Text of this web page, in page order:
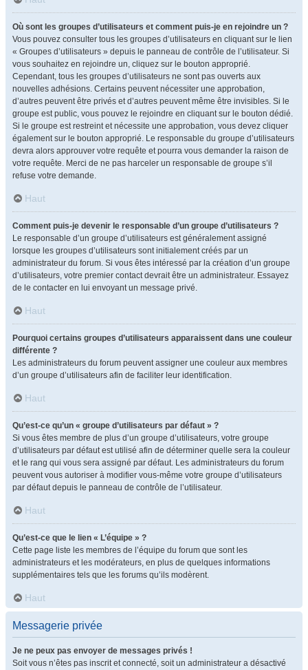
Où sont les groupes d’utilisateurs et comment puis-je en rejoindre un ?
Vous pouvez consulter tous les groupes d’utilisateurs en cliquant sur le lien
« Groupes d’utilisateurs » depuis le panneau de contrôle de l’utilisateur. Si
vous souhaitez en rejoindre un, cliquez sur le bouton approprié.
Cependant, tous les groupes d’utilisateurs ne sont pas ouverts aux
nouvelles adhésions. Certains peuvent nécessiter une approbation,
d’autres peuvent être privés et d’autres peuvent même être invisibles. Si le
groupe est public, vous pouvez le rejoindre en cliquant sur le bouton dédié.
Si le groupe est restreint et nécessite une approbation, vous devez cliquer
également sur le bouton approprié. Le responsable du groupe d’utilisateurs
devra alors approuver votre requête et pourra vous demander la raison de
votre requête. Merci de ne pas harceler un responsable de groupe s’il
refuse votre demande.
Haut
Comment puis-je devenir le responsable d’un groupe d’utilisateurs ?
Le responsable d’un groupe d’utilisateurs est généralement assigné
lorsque les groupes d’utilisateurs sont initialement créés par un
administrateur du forum. Si vous êtes intéressé par la création d’un groupe
d’utilisateurs, votre premier contact devrait être un administrateur. Essayez
de le contacter en lui envoyant un message privé.
Haut
Pourquoi certains groupes d’utilisateurs apparaissent dans une couleur
différente ?
Les administrateurs du forum peuvent assigner une couleur aux membres
d’un groupe d’utilisateurs afin de faciliter leur identification.
Haut
Qu’est-ce qu’un « groupe d’utilisateurs par défaut » ?
Si vous êtes membre de plus d’un groupe d’utilisateurs, votre groupe
d’utilisateurs par défaut est utilisé afin de déterminer quelle sera la couleur
et le rang qui vous sera assigné par défaut. Les administrateurs du forum
peuvent vous autoriser à modifier vous-même votre groupe d’utilisateurs
par défaut depuis le panneau de contrôle de l’utilisateur.
Haut
Qu’est-ce que le lien « L’équipe » ?
Cette page liste les membres de l’équipe du forum que sont les
administrateurs et les modérateurs, en plus de quelques informations
supplémentaires tels que les forums qu’ils modèrent.
Haut
Messagerie privée
Je ne peux pas envoyer de messages privés !
Soit vous n’êtes pas inscrit et connecté, soit un administrateur a désactivé